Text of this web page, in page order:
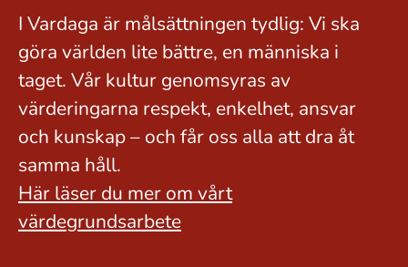
I Vardaga är målsättningen tydlig: Vi ska
göra världen lite bättre, en människa i
taget. Vår kultur genomsyras av
värderingarna respekt, enkelhet, ansvar
och kunskap – och får oss alla att dra åt
samma håll.
Här läser du mer om vårt
värdegrundsarbete